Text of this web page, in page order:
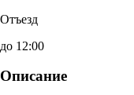
Отъезд
до 12:00
Описание